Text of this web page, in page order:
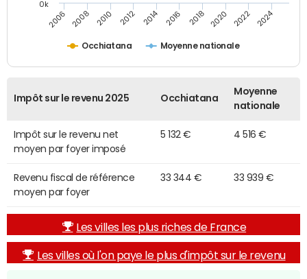
Occhiatana Moyenne nationale
2006 2008 2010 2012 2014 2016 2018 2020 2022 2024
0k
Impôt sur le revenu 2025 Occhiatana
Moyenne
nationale
Impôt sur le revenu net
moyen par foyer imposé
5 132 € 4 516 €
Revenu fiscal de référence
moyen par foyer
33 344 € 33 939 €
Les villes les plus riches de France
Les villes où l'on paye le plus d'impôt sur le revenu